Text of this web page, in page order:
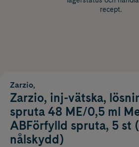
recept.
Zarzio,
Zarzio, inj-vätska,
spruta 48 ME/0,5 ml
ABFörfylld spruta, 5 st
nålskydd)